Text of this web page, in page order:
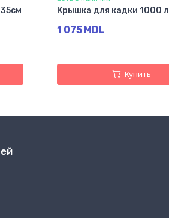
Крышка для кадки 1000 л
1 075 MDL
Купить